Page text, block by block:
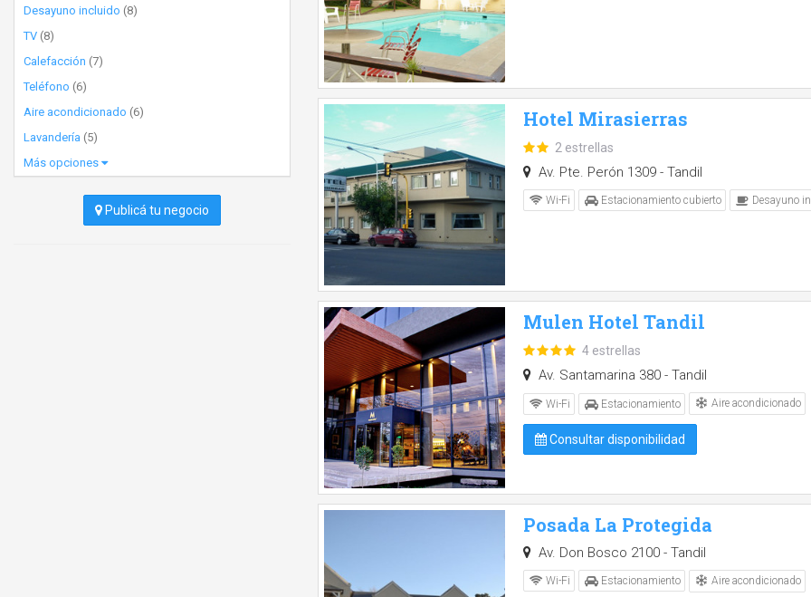
Desayuno incluido (8)
TV (8)
Calefacción (7)
Teléfono (6)
Aire acondicionado (6)
Lavandería (5)
Más opciones
Publicá tu negocio
Hotel Mirasierras
2 estrellas
Av. Pte. Perón 1309 - Tandil
Wi-Fi Estacionamiento cubierto Desayuno
Mulen Hotel Tandil
4 estrellas
Av. Santamarina 380 - Tandil
Wi-Fi Estacionamiento Aire acondicionado
Consultar disponibilidad
Posada La Protegida
Av. Don Bosco 2100 - Tandil
Wi-Fi Estacionamiento Aire acondicionado